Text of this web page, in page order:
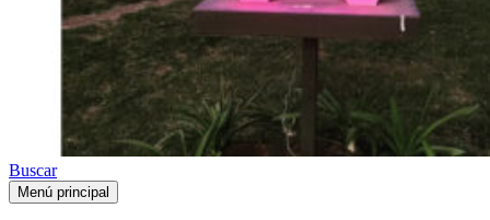
Buscar
Menú principal